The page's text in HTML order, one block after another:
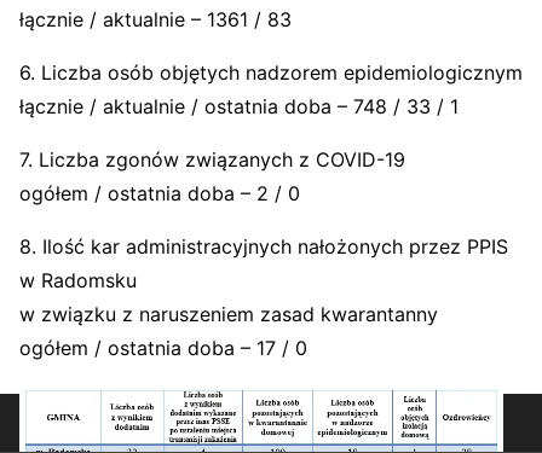
łącznie / aktualnie – 1361 / 83
6. Liczba osób objętych nadzorem epidemiologicznym
łącznie / aktualnie / ostatnia doba – 748 / 33 / 1
7. Liczba zgonów związanych z COVID-19
ogółem / ostatnia doba – 2 / 0
8. Ilość kar administracyjnych nałożonych przez PPIS
w Radomsku
w związku z naruszeniem zasad kwarantanny
ogółem / ostatnia doba – 17 / 0